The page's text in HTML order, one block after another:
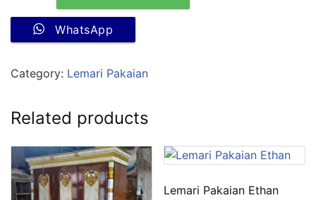
WhatsApp
Category: Lemari Pakaian
Related products
Lemari Pakaian Ethan